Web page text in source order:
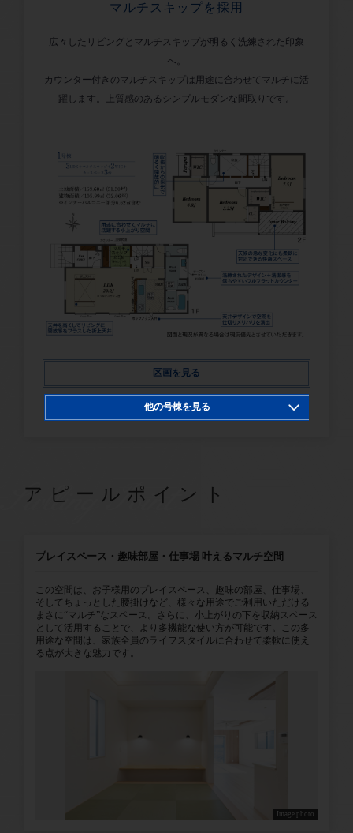
マルチスキップを採用
広々したリビングとマルチスキップが明るく洗練された印象
へ。
カウンター付きのマルチスキップは用途に合わせてマルチに活
区画を見る
他の号棟を見る
アピールポイント
プレイスペース・趣味部屋・仕事場 叶えるマルチ空間
この空間は、お子様用のプレイスペース、趣味の部屋、仕事場、
そしてちょっとした腰掛けなど、様々な用途でご利用いただける
まさに“マルチ”なスペース。さらに、小上がりの下を収納スペース
として活用することで、より多機能な使い方が可能です。この多
用途な空間は、家族全員のライフスタイルに合わせて柔軟に使え
る点が大きな魅力です。
Image photo